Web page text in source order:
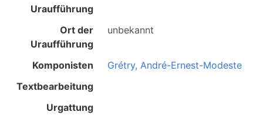
Uraufführung
Ort der
Uraufführung
unbekannt
Komponisten
Grétry, André-Ernest-Modeste
Textbearbeitung
Urgattung